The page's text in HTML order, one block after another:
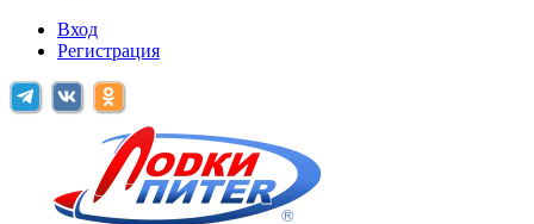
Вход
Регистрация